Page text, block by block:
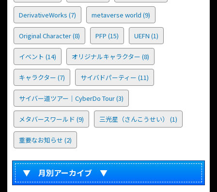
DerivativeWorks (7) metaverse world (9)
Original Character(8) PFP (15) UEFN (1)
イベント (14) オリジナルキャラクター (8)
キャラクター (7) サイバドパーティー (11)
サイバー道ツアー｜CyberDo Tour(3)
メタバースワールド (9) 三光星（さんこうせい） (1)
重要なお知らせ (2)
▼ 月別アーカイブ ▼